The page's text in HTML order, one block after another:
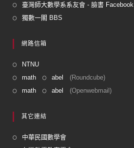
臺灣師大數學系系友會 - 臉書 Facebook
獨數一閣 BBS
網路信箱
NTNU
math
abel
(Roundcube)
math
abel (Openwebmail)
其它連結
中華民國數學會